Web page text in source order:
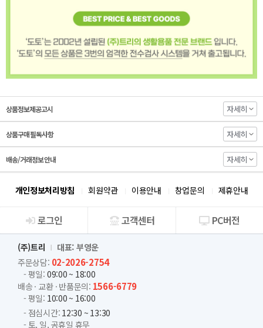
상품정보제공고시 자세히
상품구매 필독사항 자세히
배송/거래정보 안내 자세히
개인정보처리방침 회원약관 이용안내 창업문의 제휴안내
회사소개
로그인 고객센터 PC버전
(주)트리
대표: 부영운
주문상담: 02-2026-2754
- 평일: 09:00 ~ 18:00
배송 · 교환 · 반품문의: 1566-6779
- 평일: 10:00 ~ 16:00
- 점심시간: 12:30 ~ 13:30
- 토, 일, 공휴일 휴무